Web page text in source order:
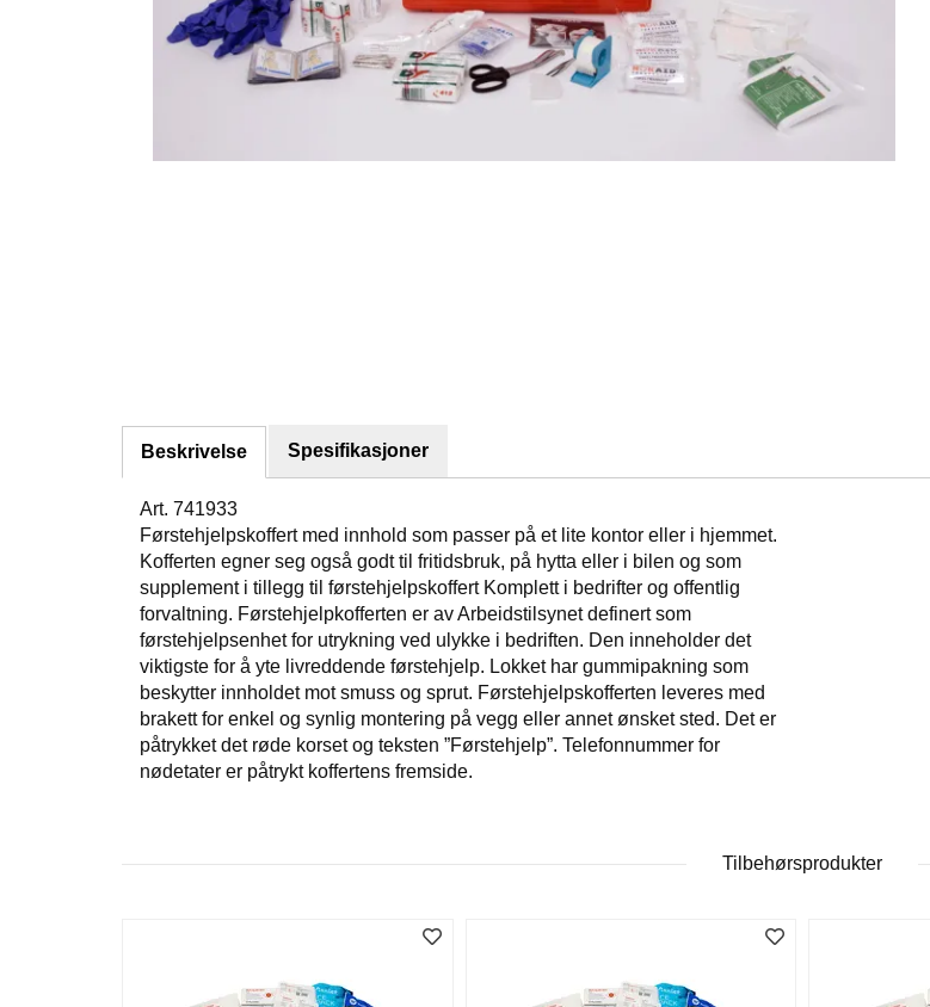
Beskrivelse Spesifikasjoner
Art. 741933
Førstehjelpskoffert med innhold som passer på et lite kontor eller i hjemmet.
Kofferten egner seg også godt til fritidsbruk, på hytta eller i bilen og som
supplement i tillegg til førstehjelpskoffert Komplett i bedrifter og offentlig
forvaltning. Førstehjelpkofferten er av Arbeidstilsynet definert som
førstehjelpsenhet for utrykning ved ulykke i bedriften. Den inneholder det
viktigste for å yte livreddende førstehjelp. Lokket har gummipakning som
beskytter innholdet mot smuss og sprut. Førstehjelpskofferten leveres med
brakett for enkel og synlig montering på vegg eller annet ønsket sted. Det er
påtrykket det røde korset og teksten ”Førstehjelp”. Telefonnummer for
nødetater er påtrykt koffertens fremside.
Tilbehørsprodukter